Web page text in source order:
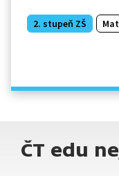
2. stupeň ZŠ
ČT edu